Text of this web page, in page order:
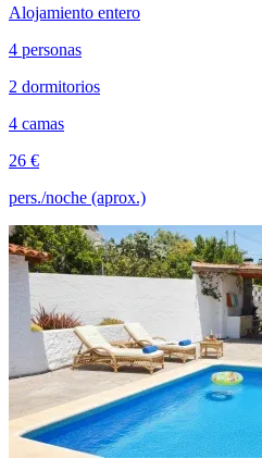
Alojamiento entero
4 personas
2 dormitorios
4 camas
26 €
pers./noche (aprox.)